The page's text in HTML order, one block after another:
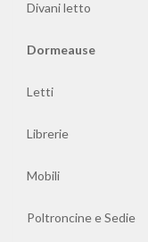
Divani letto
Dormeause
Letti
Librerie
Mobili
Poltroncine e Sedie